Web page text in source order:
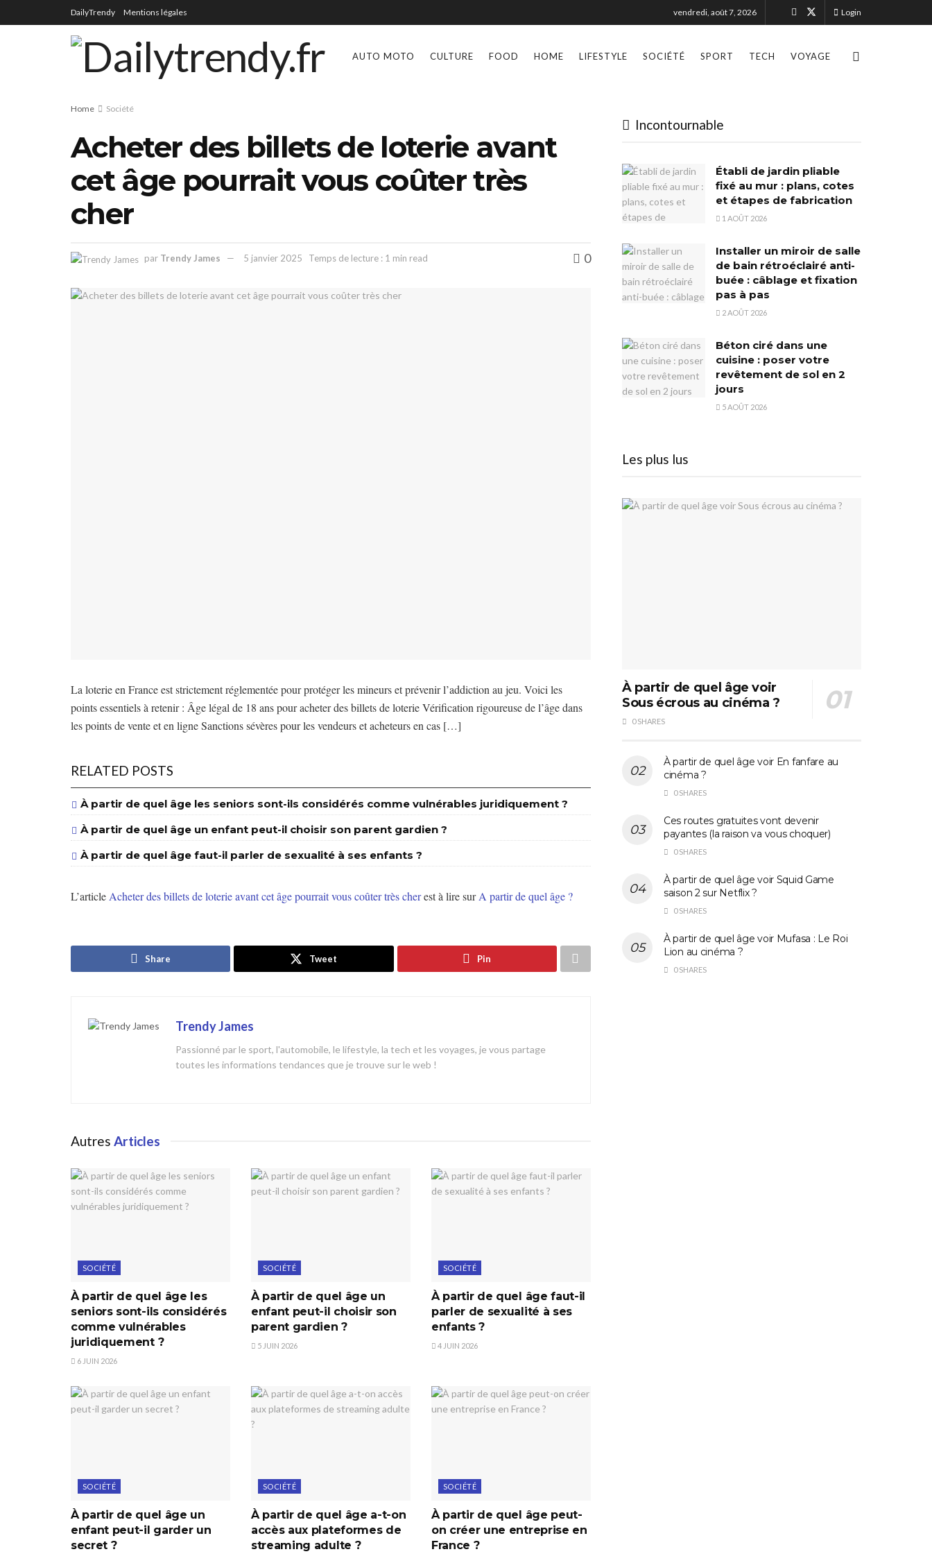
DailyTrendy Mentions légales vendredi, août 7, 2026 Login
AUTO MOTO CULTURE FOOD HOME LIFESTYLE SOCIÉTÉ SPORT TECH VOYAGE
Home Société
Acheter des billets de loterie avant
cet âge pourrait vous coûter très
cher
par Trendy James 5 janvier 2025 Temps de lecture : 1 min read 0
La loterie en France est strictement réglementée pour protéger les mineurs et prévenir l’addiction au jeu. Voici les
points essentiels à retenir : Âge légal de 18 ans pour acheter des billets de loterie Vérification rigoureuse de l’âge dans
les points de vente et en ligne Sanctions sévères pour les vendeurs et acheteurs en cas […]
RELATED POSTS
À partir de quel âge les seniors sont-ils considérés comme vulnérables juridiquement ?
À partir de quel âge un enfant peut-il choisir son parent gardien ?
À partir de quel âge faut-il parler de sexualité à ses enfants ?
L’article Acheter des billets de loterie avant cet âge pourrait vous coûter très cherest à lire surA partir de quel âge ?
Share Tweet Pin
Trendy James
Passionné par le sport, l'automobile, le lifestyle, la tech et les voyages, je vous partage
toutes les informations tendances que je trouve sur le web !
Autres Articles
SOCIÉTÉ
À partir de quel âge les
seniors sont-ils considérés
comme vulnérables
juridiquement ?
6 JUIN 2026
SOCIÉTÉ
À partir de quel âge un
enfant peut-il choisir son
parent gardien ?
5 JUIN 2026
SOCIÉTÉ
À partir de quel âge faut-il
parler de sexualité à ses
enfants ?
4 JUIN 2026
SOCIÉTÉ
À partir de quel âge un
enfant peut-il garder un
secret ?
SOCIÉTÉ
À partir de quel âge a-t-on
accès aux plateformes de
streaming adulte ?
SOCIÉTÉ
À partir de quel âge peut-
on créer une entreprise en
France ?
Incontournable
Établi de jardin pliable
fixé au mur : plans, cotes
et étapes de fabrication
1 AOÛT 2026
Installer un miroir de salle
de bain rétroéclairé anti-
buée : câblage et fixation
pas à pas
2 AOÛT 2026
Béton ciré dans une
cuisine : poser votre
revêtement de sol en 2
jours
5 AOÛT 2026
Les plus lus
À partir de quel âge voir
Sous écrous au cinéma ?
0 SHARES
À partir de quel âge voir En fanfare au
cinéma ?
0 SHARES
Ces routes gratuites vont devenir
payantes (la raison va vous choquer)
0 SHARES
À partir de quel âge voir Squid Game
saison 2 sur Netflix ?
0 SHARES
À partir de quel âge voir Mufasa : Le Roi
Lion au cinéma ?
0 SHARES